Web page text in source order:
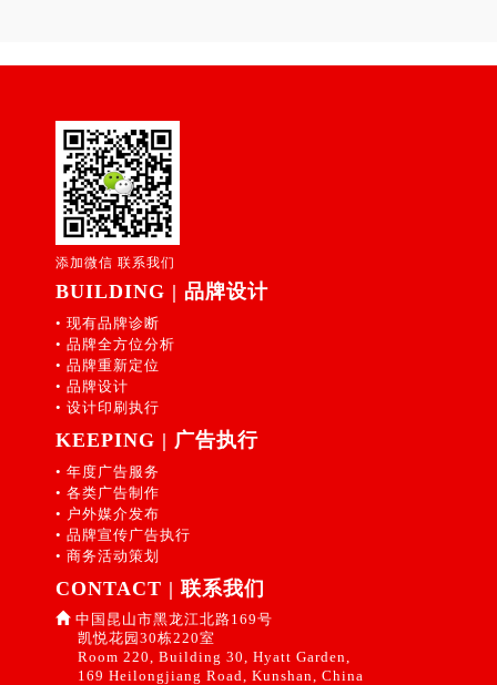
添加微信 联系我们
BUILDING | 品牌设计
• 现有品牌诊断
• 品牌全方位分析
• 品牌重新定位
• 品牌设计
• 设计印刷执行
KEEPING | 广告执行
• 年度广告服务
• 各类广告制作
• 户外媒介发布
• 品牌宣传广告执行
• 商务活动策划
CONTACT | 联系我们
中国昆山市黑龙江北路169号
凯悦花园30栋220室
Room 220, Building 30, Hyatt Garden,
169 Heilongjiang Road, Kunshan, China